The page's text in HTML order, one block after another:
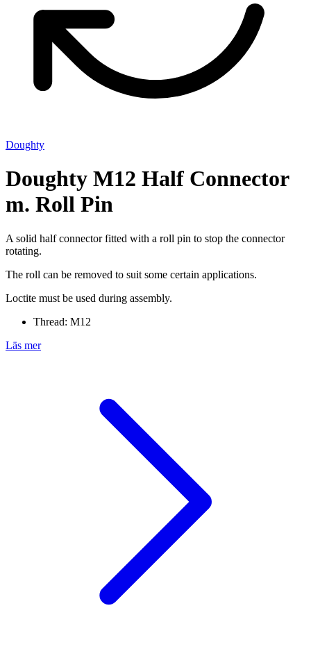
Doughty
Doughty M12 Half Connector
m. Roll Pin
A solid half connector fitted with a roll pin to stop the connector
rotating.
The roll can be removed to suit some certain applications.
Loctite must be used during assembly.
Thread: M12
Läs mer